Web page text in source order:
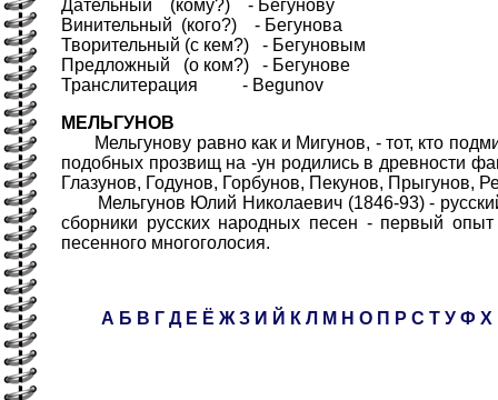
Дательный (кому?) - Бегунову
Винительный (кого?) - Бегунова
Творительный (с кем?) - Бегуновым
Предложный (о ком?) - Бегунове
Транслитерация - Begunov
МЕЛЬГУНОВ
Мельгунову равно как и Мигунов, - тот, кто
подобных прозвищ на -ун родились в древности
Глазунов, Годунов, Горбунов, Пекунов, Прыгунов,
Мельгунов Юлий Николаевич (1846-93) - русский
сборники русских народных песен - первый опыт
песенного многоголосия.
А Б В Г Д Е Ё Ж З И Й К Л М Н О П Р С Т У Ф Х